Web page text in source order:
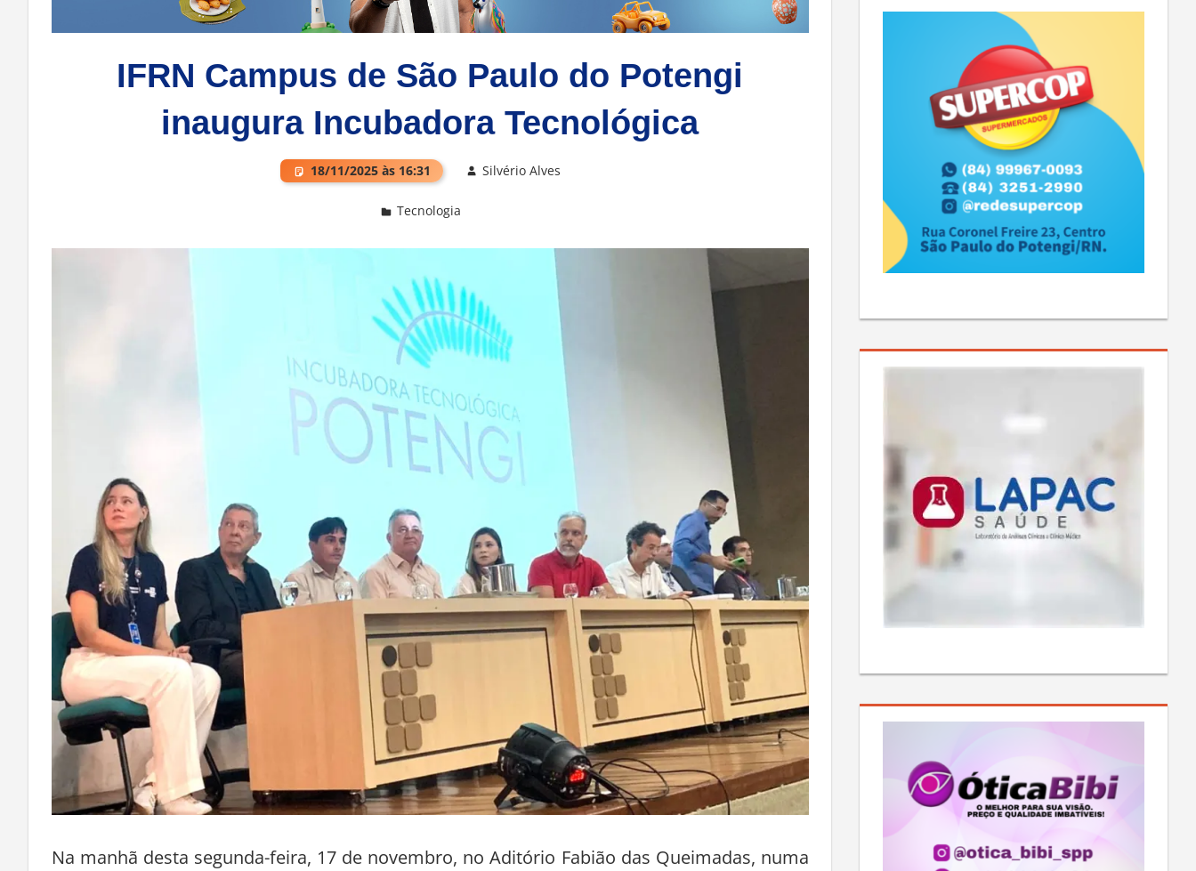
IFRN Campus de São Paulo do Potengi
inaugura Incubadora Tecnológica
18/11/2025 às 16:31 Silvério Alves
Tecnologia
Na manhã desta segunda-feira, 17 de novembro, no Aditório Fabião das Queimadas, numa